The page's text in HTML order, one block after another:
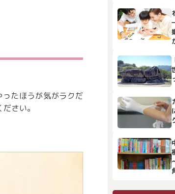
たほうが気がラクだ
さい。